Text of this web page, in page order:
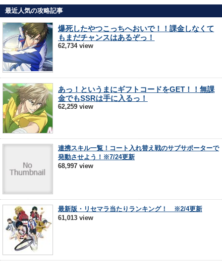
最近人気の攻略記事
爆死したやつこっちへおいで！！課金しなくて
もまだチャンスはあるぞっ！
62,734 view
あっ！というまにギフトコードをGET！！無課
金でもSSRは手に入るっ！
62,259 view
連携スキル一覧！コート入れ替え戦のサブサポーターで
発動させよう！※7/24更新
68,997 view
最新版・リセマラ当たりランキング！ ※2/4更新
61,013 view